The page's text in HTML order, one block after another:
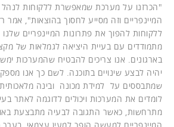
"הכרזנו על מערכת שמאפשרת ללקוחות
המיינפריים וזה מסייע לחסוך בהוצאות", אמר
ללקוחות להפוך את פתרונות המיינפריים
מתמודדים עם בעיית היציאה לגמלאות של
בארגונים. אנו צריכים להבטיח שהמערכות
יהיה לבצע שינויים בתוכנה. לשם כך אנו
שמתבססים על למידת מכונה ובינה
לומדים את המערכות ויכולים לדוגמה לאתר
מתרחשות, כאשר התגובה לבעיה מתבצעת
המיינפריים למעשה הופך למעין עצמאי, בערך